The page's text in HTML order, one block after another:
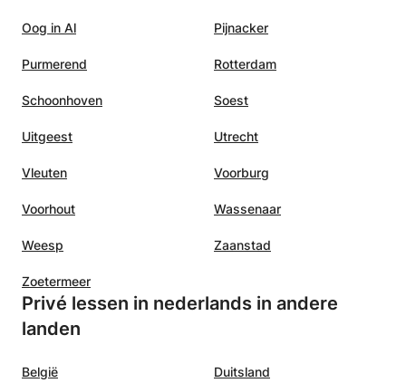
Oog in Al Pijnacker
Purmerend Rotterdam
Schoonhoven Soest
Uitgeest Utrecht
Vleuten Voorburg
Voorhout Wassenaar
Weesp Zaanstad
Zoetermeer
Privé lessen in nederlands in andere
landen
België Duitsland